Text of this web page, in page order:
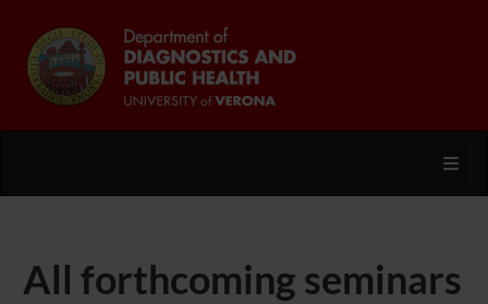
All forthcoming seminars